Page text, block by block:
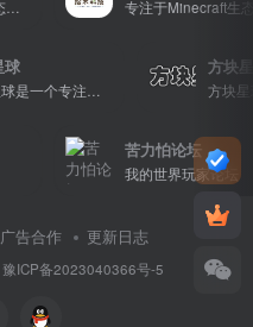
建设
球 方
苦力怕论坛
我的世界玩家论坛
广告合作 更新日志
豫ICP备2023040366号-5